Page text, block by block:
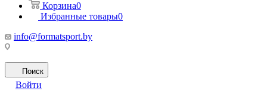
Корзина0
Избранные товары0
info@formatsport.by
Поиск
Войти